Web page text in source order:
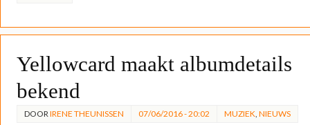
Yellowcard maakt albumdetails
bekend
DOOR IRENE THEUNISSEN 07/06/2016 - 20:02 MUZIEK NIEUWS